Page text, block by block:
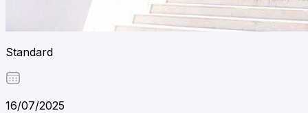
Standard
16/07/2025